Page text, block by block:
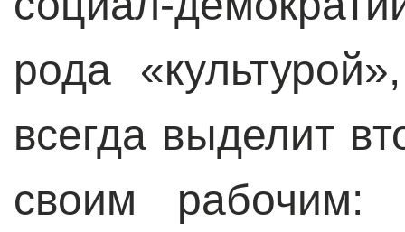
рода
всегда выделит
своим рабочим: